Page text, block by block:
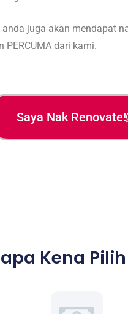
anda juga akan mendapat
PERCUMA dari kami.
Saya Nak Renovate!
Kena